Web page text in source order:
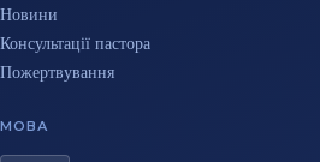
Новини
Консультації пастора
Пожертвування
МОВА